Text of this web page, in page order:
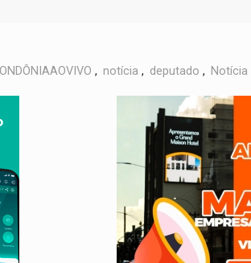
, notícia , deputado , Notícia